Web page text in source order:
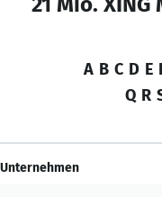
A B C D E
Q R
Unternehmen